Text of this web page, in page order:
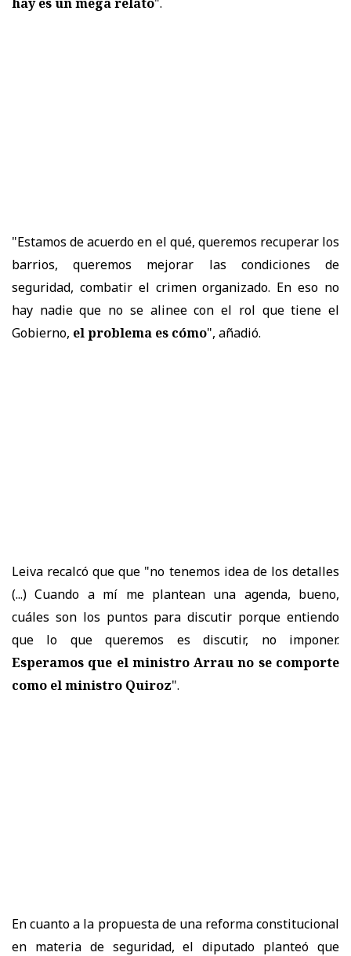
"Estamos de acuerdo en el qué, queremos recuperar los
barrios, queremos mejorar las condiciones de
seguridad, combatir el crimen organizado. En eso no
hay nadie que no se alinee con el rol que tiene el
Gobierno, el problema es cómo", añadió.
Leiva recalcó que que "no tenemos idea de los detalles
(...) Cuando a mí me plantean una agenda, bueno,
cuáles son los puntos para discutir porque entiendo
que lo que queremos es discutir, no imponer.
Esperamos que el ministro Arrau no se comporte
como el ministro Quiroz".
En cuanto a la propuesta de una reforma constitucional
en materia de seguridad, el diputado planteó que